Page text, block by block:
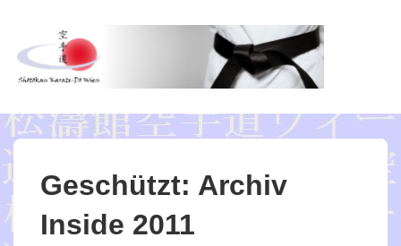
Inhalt
Geschützt: Archiv
Inside 2011